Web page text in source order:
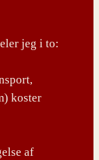
jeg i to:
koster
af